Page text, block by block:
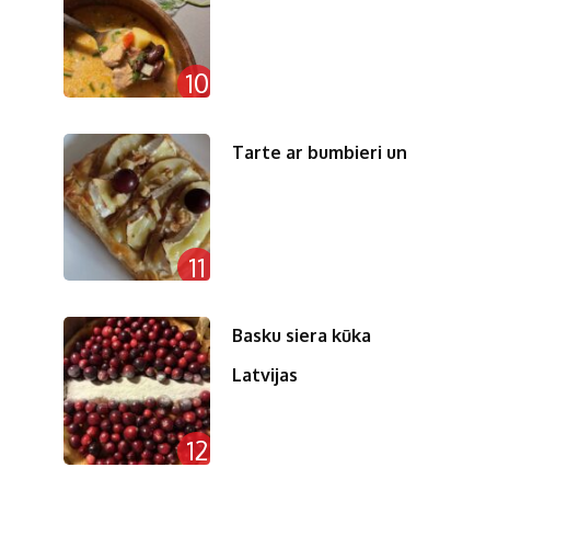
10
11
Tarte ar bumbieri un
12
Basku siera kūka
Latvijas